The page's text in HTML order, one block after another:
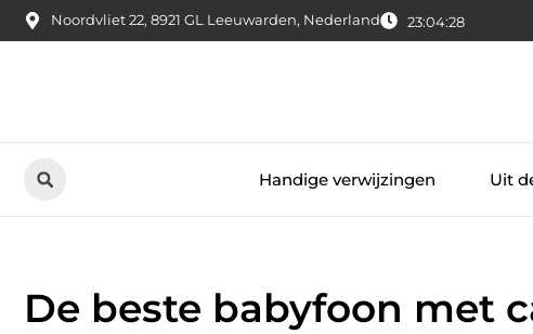
Noordvliet 22, 8921 GL Leeuwarden, Nederland 23:04:29
Handige verwijzingen Uit
De beste babyfoon met